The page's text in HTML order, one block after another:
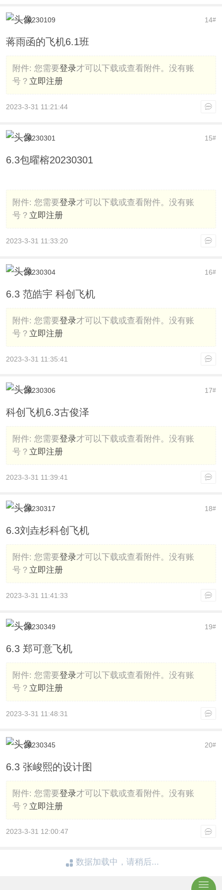
14#
20230109
蒋雨函的飞机6.1班
附件: 您需要登录才可以下载或查看附件。没有账
号？ 立即注册
2023-3-31 11:21:44
15#
20230301
6.3包曜榕20230301
附件: 您需要登录才可以下载或查看附件。没有账
号？ 立即注册
2023-3-31 11:33:20
16#
20230304
6.3 范皓宇 科创飞机
附件: 您需要登录才可以下载或查看附件。没有账
号？ 立即注册
2023-3-31 11:35:41
17#
20230306
科创飞机6.3古俊泽
附件: 您需要登录才可以下载或查看附件。没有账
号？ 立即注册
2023-3-31 11:39:41
18#
20230317
6.3刘垚杉科创飞机
附件: 您需要登录才可以下载或查看附件。没有账
号？ 立即注册
2023-3-31 11:41:33
19#
20230349
6.3 郑可意飞机
附件: 您需要登录才可以下载或查看附件。没有账
号？ 立即注册
2023-3-31 11:48:31
20#
20230345
6.3 张峻熙的设计图
附件: 您需要登录才可以下载或查看附件。没有账
号？ 立即注册
2023-3-31 12:00:47
数据加载中，请稍后...